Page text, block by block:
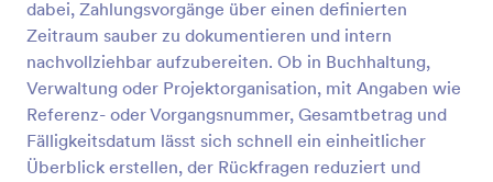
dabei, Zahlungsvorgänge über einen definierten
Zeitraum sauber zu dokumentieren und intern
nachvollziehbar aufzubereiten. Ob in Buchhaltung,
Verwaltung oder Projektorganisation, mit Angaben wie
Referenz- oder Vorgangsnummer, Gesamtbetrag und
Fälligkeitsdatum lässt sich schnell ein einheitlicher
Überblick erstellen, der Rückfragen reduziert und
Vorschau